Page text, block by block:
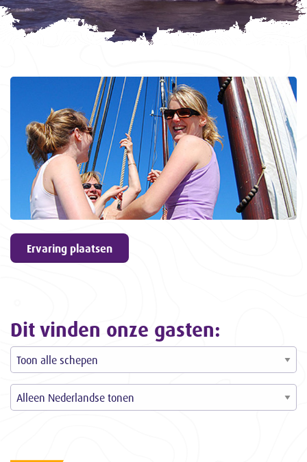
9,6
Gasten
geven
ons een
3057
ervaringen
Ervaring plaatsen
Dit vinden onze gasten: